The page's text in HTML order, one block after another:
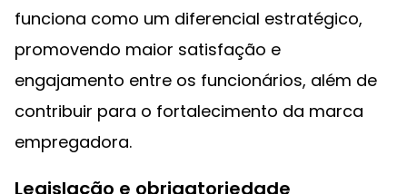
funciona como um diferencial estratégico,
promovendo maior satisfação e
engajamento entre os funcionários, além de
contribuir para o fortalecimento da marca
empregadora.
Legislação e obrigatoriedade